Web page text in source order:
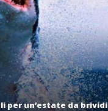
per un’estate da brividi